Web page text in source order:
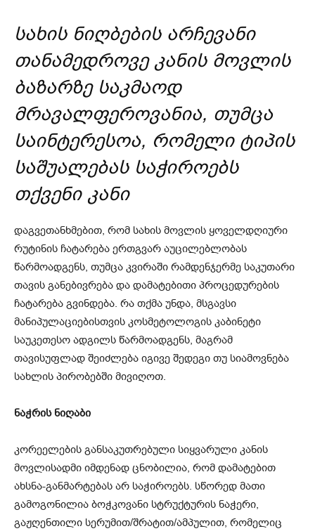
სახის ნიღბების არჩევანი
თანამედროვე კანის მოვლის
ბაზარზე საკმაოდ
მრავალფეროვანია, თუმცა
საინტერესოა, რომელი ტიპის
საშუალებას საჭიროებს
თქვენი კანი
დაგვეთანხმებით, რომ სახის მოვლის ყოველდღიური
რუტინის ჩატარება ერთგვარ აუცილებლობას
წარმოადგენს, თუმცა კვირაში რამდენჯერმე საკუთარი
თავის განებივრება და დამატებითი პროცედურების
ჩატარება გვინდება. რა თქმა უნდა, მსგავსი
მანიპულაციებისთვის კოსმეტოლოგის კაბინეტი
საუკეთესო ადგილს წარმოადგენს, მაგრამ
თავისუფლად შეიძლება იგივე შედეგი თუ სიამოვნება
სახლის პირობებში მივიღოთ.
ნაჭრის ნიღაბი
კორეელების განსაკუთრებული სიყვარული კანის
მოვლისადმი იმდენად ცნობილია, რომ დამატებით
ახსნა-განმარტებას არ საჭიროებს. სწორედ მათი
გამოგონილია ბოჭკოვანი სტრუქტურის ნაჭერი,
გაჟღენთილი სერუმით/შრატით/ამპულით, რომელიც